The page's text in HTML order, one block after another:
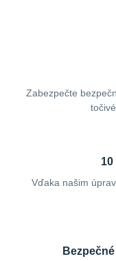
Zabezpečte
Vďaka našim